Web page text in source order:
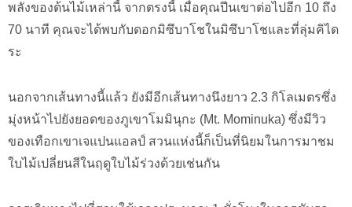
พลังของต้นไม้เหล่านี้ จากตรงนี้ เมื่อคุณปีนเขาต่อไปอีก 10 ถึง
70 นาที คุณจะได้พบกับดอกมิซึบาโชในมิซึบาโชและที่ลุ่มคิได
ระ
นอกจากเส้นทางนี้แล้ว ยังมีอีกเส้นทางนึงยาว 2.3 กิโลเมตรซึ่ง
มุ่งหน้าไปยังยอดของภูเขาโมมินุกะ (Mt. Mominuka) ซึ่งมีวิว
ของเทือกเขาเจแปนแอลป์ สวนแห่งนี้ก็เป็นที่นิยมในการมาชม
ใบไม้เปลี่ยนสีในฤดูใบไม้ร่วงด้วยเช่นกัน